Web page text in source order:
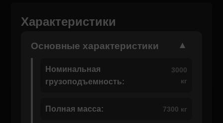
— для работы на высоте и в сложных
Двигатель Perkins 36.3/44.7 кВт— высокая
мощность для быстрого выполнения задач.
Гидростатический привод
— легкость в
Характеристики
Основные характеристики
Номинальная
грузоподъемность:
3000
кг
Полная масса: 7300 кг